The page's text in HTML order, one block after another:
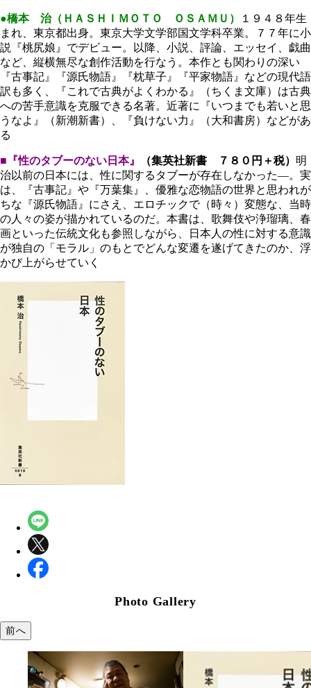
●橋本 治（ＨＡＳＨＩＭＯＴＯ ＯＳＡＭＵ）
１９４８年生
まれ、東京都出身。東京大学文学部国文学科卒業。７７年に小
説『桃尻娘』でデビュー。以降、小説、評論、エッセイ、戯曲
など、縦横無尽な創作活動を行なう。本作とも関わりの深い
『古事記』『源氏物語』『枕草子』『平家物語』などの現代語
訳も多く、『これで古典がよくわかる』（ちくま文庫）は古典
への苦手意識を克服できる名著。近著に『いつまでも若いと思
うなよ』（新潮新書）、『負けない力』（大和書房）などがあ
る
■『性のタブーのない日本』 （集英社新書 ７８０円＋税） 明
治以前の日本には、性に関するタブーが存在しなかった―。実
は、『古事記』や『万葉集』、優雅な恋物語の世界と思われが
ちな『源氏物語』にさえ、エロチックで（時々）変態な、当時
の人々の姿が描かれているのだ。本書は、歌舞伎や浄瑠璃、春
画といった伝統文化も参照しながら、日本人の性に対する意識
が独自の「モラル」のもとでどんな変遷を遂げてきたのか、浮
かび上がらせていく
Photo Gallery
前へ